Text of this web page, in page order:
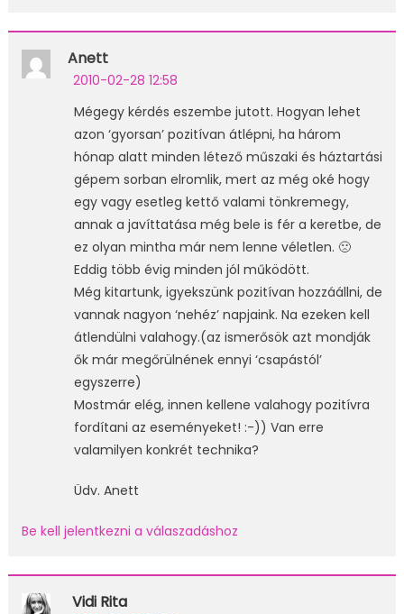
Anett
2010-02-28 12:58
Mégegy kérdés eszembe jutott. Hogyan lehet
azon ‘gyorsan’ pozitívan átlépni, ha három
hónap alatt minden létező műszaki és háztartási
gépem sorban elromlik, mert az még oké hogy
egy vagy esetleg kettő valami tönkremegy,
annak a javíttatása még bele is fér a keretbe, de
ez olyan mintha már nem lenne véletlen. 🙁
Eddig több évig minden jól működött.
Még kitartunk, igyekszünk pozitívan hozzáállni, de
vannak nagyon ‘nehéz’ napjaink. Na ezeken kell
átlendülni valahogy.(az ismerősök azt mondják
ők már megőrülnének ennyi ‘csapástól’
egyszerre)
Mostmár elég, innen kellene valahogy pozitívra
fordítani az eseményeket! :-)) Van erre
valamilyen konkrét technika?
Üdv. Anett
Be kell jelentkezni a válaszadáshoz
Vidi Rita